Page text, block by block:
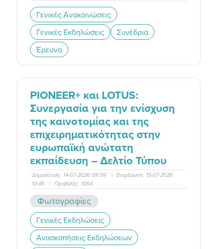
Γενικές Ανακοινώσεις
Γενικές Εκδηλώσεις
Συνέδρια
Έρευνα
PIONEER+ και LOTUS:
Συνεργασία για την ενίσχυση
της καινοτομίας και της
επιχειρηματικότητας στην
ευρωπαϊκή ανώτατη
εκπαίδευση – Δελτίο Τύπου
Δημοσίευση: 14-07-2026 09:59 | Ενημέρωση: 15-07-2026
13:45
| Προβολές: 1064
Φωτογραφίες
Γενικές Εκδηλώσεις
Ανασκοπήσεις Εκδηλώσεων